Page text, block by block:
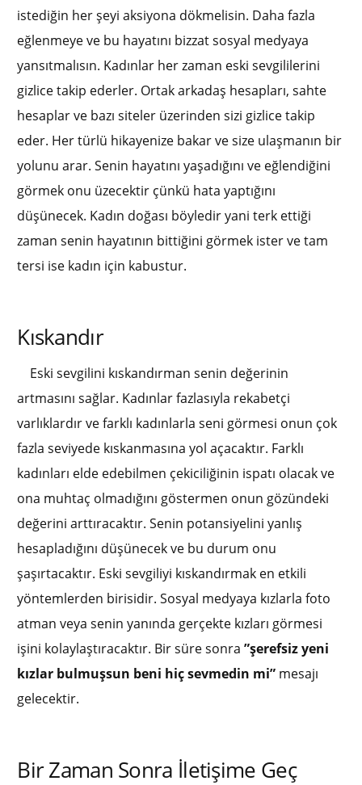
istediğin her şeyi aksiyona dökmelisin. Daha fazla
eğlenmeye ve bu hayatını bizzat sosyal medyaya
yansıtmalısın. Kadınlar her zaman eski sevgililerini
gizlice takip ederler. Ortak arkadaş hesapları, sahte
hesaplar ve bazı siteler üzerinden sizi gizlice takip
eder. Her türlü hikayenize bakar ve size ulaşmanın bir
yolunu arar. Senin hayatını yaşadığını ve eğlendiğini
görmek onu üzecektir çünkü hata yaptığını
düşünecek. Kadın doğası böyledir yani terk ettiği
zaman senin hayatının bittiğini görmek ister ve tam
tersi ise kadın için kabustur.
Kıskandır
Eski sevgilini kıskandırman senin değerinin
artmasını sağlar. Kadınlar fazlasıyla rekabetçi
varlıklardır ve farklı kadınlarla seni görmesi onun çok
fazla seviyede kıskanmasına yol açacaktır. Farklı
kadınları elde edebilmen çekiciliğinin ispatı olacak ve
ona muhtaç olmadığını göstermen onun gözündeki
değerini arttıracaktır. Senin potansiyelini yanlış
hesapladığını düşünecek ve bu durum onu
şaşırtacaktır. Eski sevgiliyi kıskandırmak en etkili
yöntemlerden birisidir. Sosyal medyaya kızlarla foto
atman veya senin yanında gerçekte kızları görmesi
işini kolaylaştıracaktır. Bir süre sonra”şerefsiz yeni
kızlar bulmuşsun beni hiç sevmedin mi” mesajı
gelecektir.
Bir Zaman Sonra İletişime Geç